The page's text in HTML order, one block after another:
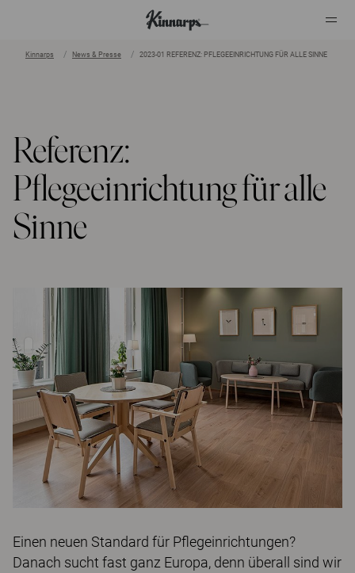
Kinnarps News & Presse 2023-01 REFERENZ: PFLEGEEINRICHTUNG FÜR ALLE SINNE
Referenz:
Pflegeeinrichtung für alle
Sinne
Einen neuen Standard für Pflegeinrichtungen?
Danach sucht fast ganz Europa, denn überall sind wir